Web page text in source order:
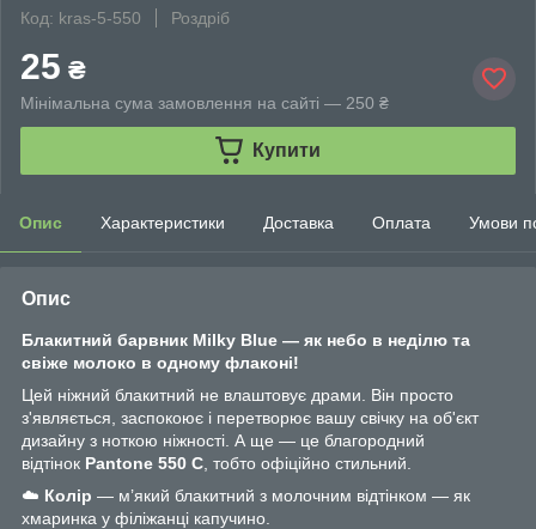
Код: kras-5-550
Роздріб
25 ₴
Мінімальна сума замовлення на сайті — 250 ₴
Купити
Опис Характеристики Доставка Оплата Умови
Опис
Блакитний барвник Milky Blue — як небо в неділю та
свіже молоко в одному флаконі!
Цей ніжний блакитний не влаштовує драми. Він просто
з'являється, заспокоює і перетворює вашу свічку на об'єкт
дизайну з ноткою ніжності. А ще — це благородний
відтінок Pantone 550 C , тобто офіційно стильний.
☁️ Колір — м’який блакитний з молочним відтінком — як
хмаринка у філіжанці капучино.